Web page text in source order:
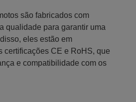
são fabricados com
qualidade para garantir uma
eles estão em
certificações CE e RoHS, que
e compatibilidade com os